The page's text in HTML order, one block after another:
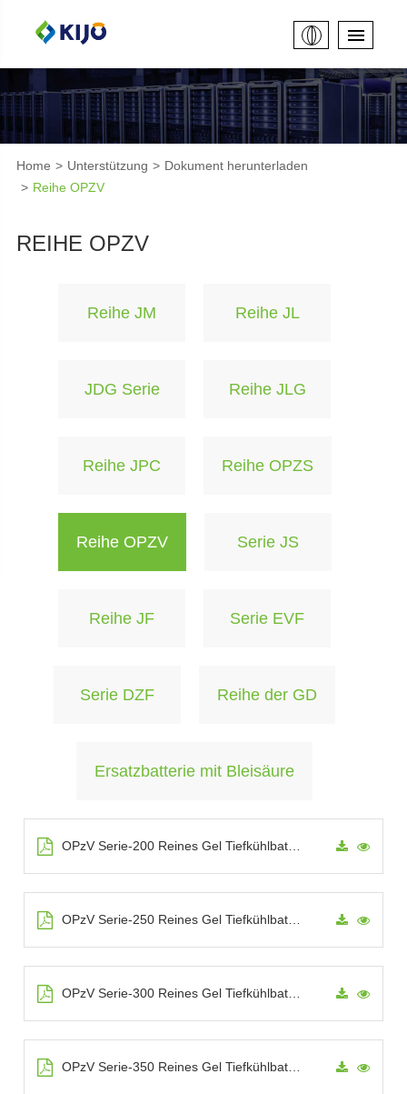
Home Unterstützung
Dokument herunterladen
Reihe OPZV
REIHE OPZV
Reihe JM Reihe JL
JDG Serie Reihe JLG
Reihe JPC Reihe OPZS
Reihe OPZV Serie JS
Reihe JF Serie EVF
Serie DZF Reihe der GD
Ersatzbatterie mit Bleisäure
OPzV Serie-200 Reines Gel Tiefkühlbatterie
OPzV Serie-250 Reines Gel Tiefkühlbatterie
OPzV Serie-300 Reines Gel Tiefkühlbatterie
OPzV Serie-350 Reines Gel Tiefkühlbatterie